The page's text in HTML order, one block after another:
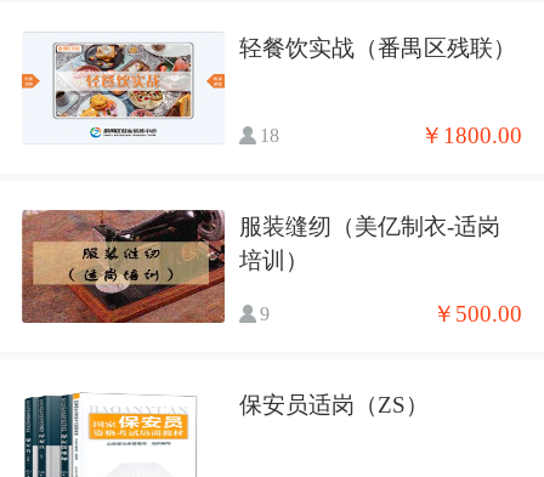
轻餐饮实战（番禺区残联）
18 ￥1800.00
服装缝纫（美亿制衣-适岗
培训）
9 ￥500.00
保安员适岗（ZS）